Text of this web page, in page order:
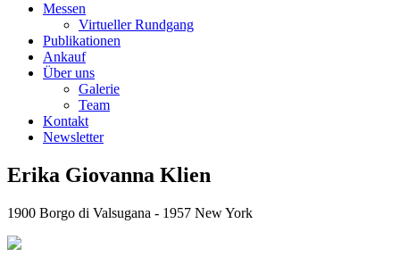
Messen
Virtueller Rundgang
Publikationen
Ankauf
Über uns
Galerie
Team
Kontakt
Newsletter
Erika Giovanna Klien
1900 Borgo di Valsugana - 1957 New York